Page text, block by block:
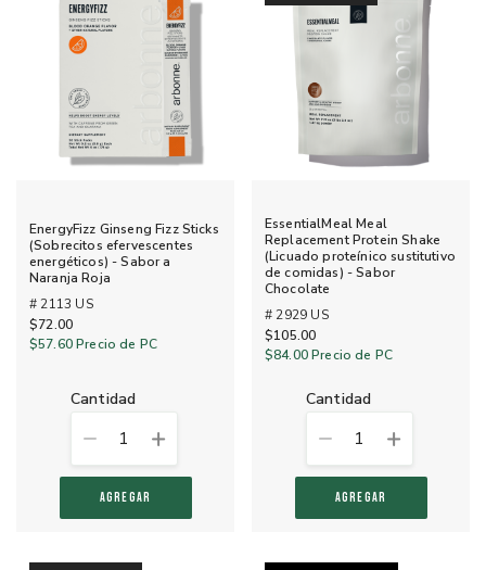
EnergyFizz Ginseng Fizz Sticks
(Sobrecitos efervescentes
energéticos) - Sabor a
Naranja Roja
# 2113 US
$72.00
$57.60Precio de PC
cantidad
1
AGREGAR
EssentialMeal Meal
Replacement Protein Shake
(Licuado proteínico sustitutivo
de comidas) - Sabor
Chocolate
# 2929 US
$105.00
$84.00Precio de PC
cantidad
1
AGREGAR